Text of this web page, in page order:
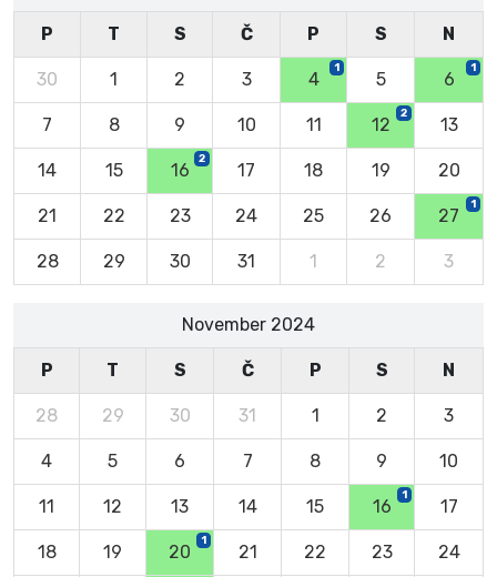
P T S Č P S N
30 1 2 3 4
1
5 6
1
7 8 9 10 11 12
2
13
14 15 16
2
17 18 19 20
21 22 23 24 25 26 27
1
28 29 30 31 1 2 3
November 2024
P T S Č P S N
28 29 30 31 1 2 3
4 5 6 7 8 9 10
11 12 13 14 15 16
1
17
18 19 20
1
21 22 23 24